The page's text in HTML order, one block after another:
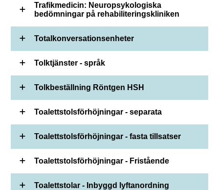
Trafikmedicin: Neuropsykologiska
bedömningar på rehabiliteringskliniken
Totalkonversationsenheter
Tolktjänster - språk
Tolkbeställning Röntgen HSH
Toalettstolsförhöjningar - separata
Toalettstolsförhöjningar - fasta tillsatser
Toalettstolsförhöjningar - Fristående
Toalettstolar - Inbyggd lyftanordning